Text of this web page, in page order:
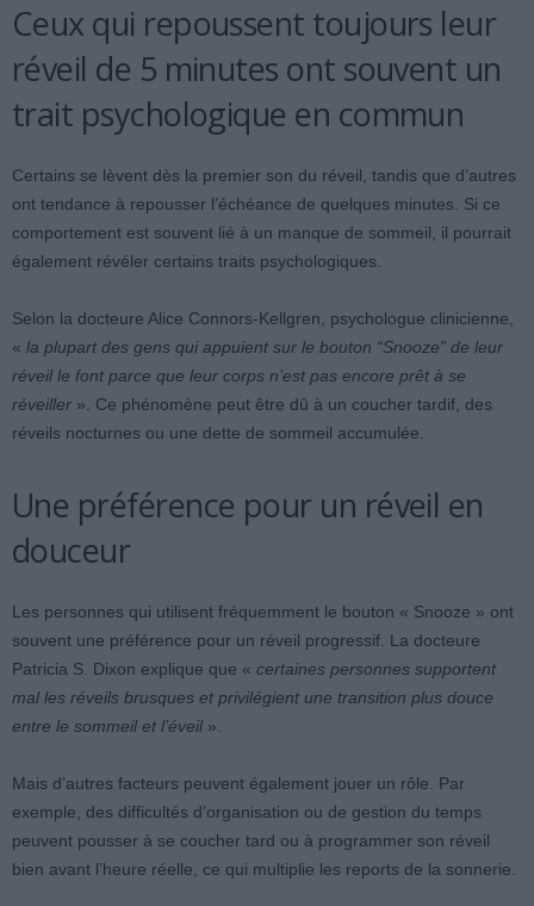
Ceux qui repoussent toujours leur
réveil de 5 minutes ont souvent un
trait psychologique en commun
Certains se lèvent dès la premier son du réveil, tandis que d’autres
ont tendance à repousser l’échéance de quelques minutes. Si ce
comportement est souvent lié à un manque de sommeil, il pourrait
également révéler certains traits psychologiques.
Selon la docteure Alice Connors-Kellgren, psychologue clinicienne,
« la plupart des gens qui appuient sur le bouton “Snooze” de leur
réveil le font parce que leur corps n’est pas encore prêt à se
réveiller ». Ce phénomène peut être dû à un coucher tardif, des
réveils nocturnes ou une dette de sommeil accumulée.
Une préférence pour un réveil en
douceur
Les personnes qui utilisent fréquemment le bouton « Snooze » ont
souvent une préférence pour un réveil progressif. La docteure
Patricia S. Dixon explique que « certaines personnes supportent
mal les réveils brusques et privilégient une transition plus douce
entre le sommeil et l’éveil ».
Mais d’autres facteurs peuvent également jouer un rôle. Par
exemple, des difficultés d’organisation ou de gestion du temps
peuvent pousser à se coucher tard ou à programmer son réveil
bien avant l’heure réelle, ce qui multiplie les reports de la sonnerie.